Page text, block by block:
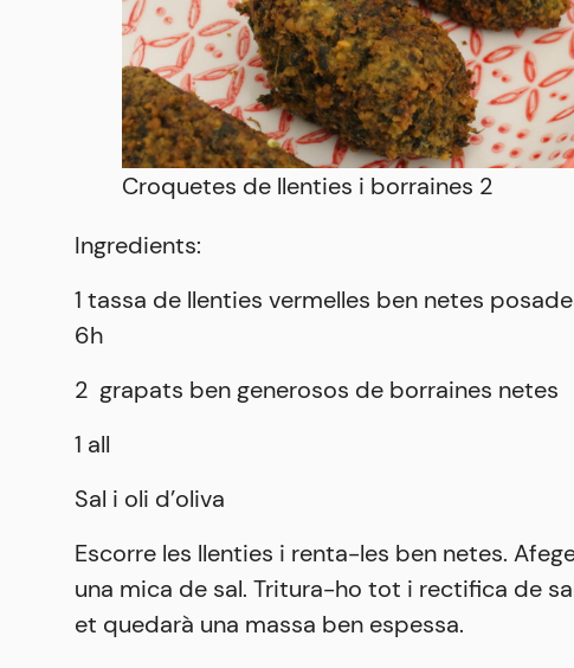
Croquetes de llenties i borraines 2
Ingredients:
1 tassa de llenties vermelles ben netes
6h
2 grapats ben generosos de borraines netes
1 all
Sal i oli d’oliva
Escorre les llenties i renta-les ben netes.
una mica de sal. Tritura-ho tot i rectifica de
et quedarà una massa ben espessa.